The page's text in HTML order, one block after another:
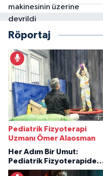
Röportaj
Pediatrik Fizyoterapi
Uzmanı Ömer Alaosman
Her Adım Bir Umut:
Pediatrik Fizyoterapiden
İlham Veren Hikâyeler